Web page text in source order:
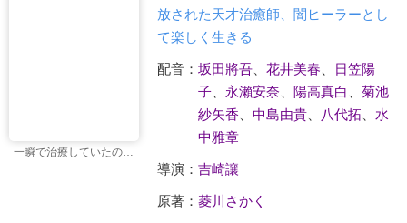
放された天才治癒師、闇ヒーラーとし
て楽しく生きる
配音： 坂田將吾、 花井美春
日笠陽
子、 永瀨安奈 陽高真白
菊池
紗矢香
中島由貴、 八代拓
水
中雅章
導演： 吉崎讓
原著： 菱川さかく